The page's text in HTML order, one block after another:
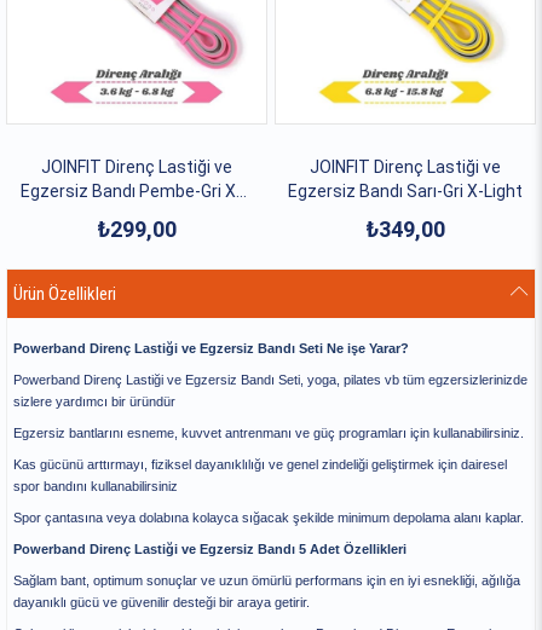
JOINFIT Direnç Lastiği ve
Egzersiz Bandı Pembe-Gri XX-
₺299,00
JOINFIT Direnç Lastiği ve
Egzersiz Bandı Sarı-Gri X-Light
₺349,00
Ürün Özellikleri
Powerband Direnç Lastiği ve Egzersiz Bandı Seti Ne işe Yarar?
Powerband Direnç Lastiği ve Egzersiz Bandı Seti, yoga, pilates vb tüm egzersizlerinizde
sizlere yardımcı bir üründür
Egzersiz bantlarını esneme, kuvvet antrenmanı ve güç programları için kullanabilirsiniz.
Kas gücünü arttırmayı, fiziksel dayanıklılığı ve genel zindeliği geliştirmek için dairesel
spor bandını kullanabilirsiniz
Spor çantasına veya dolabına kolayca sığacak şekilde minimum depolama alanı kaplar.
Powerband Direnç Lastiği ve Egzersiz Bandı 5 Adet Özellikleri
Sağlam bant, optimum sonuçlar ve uzun ömürlü performans için en iyi esnekliği, ağılığa
dayanıklı gücü ve güvenilir desteği bir araya getirir.